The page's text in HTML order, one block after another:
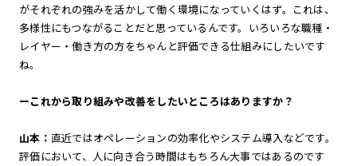
がそれぞれの強みを活かして働く環境になっていくはず。これは、
多様性にもつながることだと思っているんです。いろいろな職種・
レイヤー・働き方の方をちゃんと評価できる仕組みにしたいです
ね。
ーこれから取り組みや改善をしたいところはありますか？
山本： 直近ではオペレーションの効率化やシステム導入などです。
評価において、人に向き合う時間はもちろん大事ではあるのです